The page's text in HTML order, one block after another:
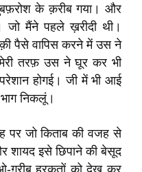
के क़रीब गया। और
जो मैंने पहले ख़रीदी थी।
पैसे वापिस करने में उस ने
मेरी तरफ़ उस ने घूर कर भी
होगई। जी में भी आई
निकलूं।
पर जो किताब की वजह से
शायद इसे छिपाने की बेसूद
ग़रीब हरकतों को देख कर